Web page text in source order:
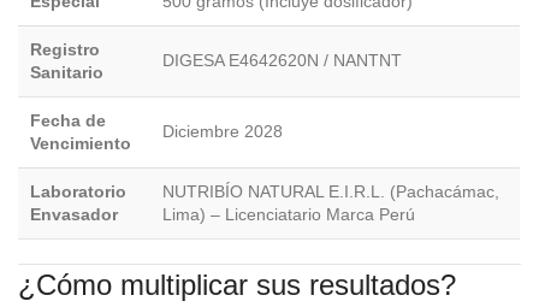
Registro
Sanitario
DIGESA E4642620N / NANTNT
Fecha de
Vencimiento
Diciembre 2028
Laboratorio
Envasador
NUTRIBÍO NATURAL E.I.R.L. (Pachacámac,
Lima) – Licenciatario Marca Perú
¿Cómo multiplicar sus resultados?